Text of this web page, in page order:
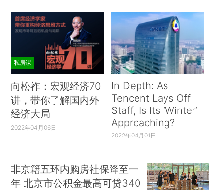
私房课
向松祚：宏观经济70
讲，带你了解国内外
经济大局
2022年04月06日
In Depth: As
Tencent Lays Off
Staff, Is Its ‘Winter’
Approaching?
2022年04月01日
非京籍五环内购房社保降至一
年 北京市公积金最高可贷340